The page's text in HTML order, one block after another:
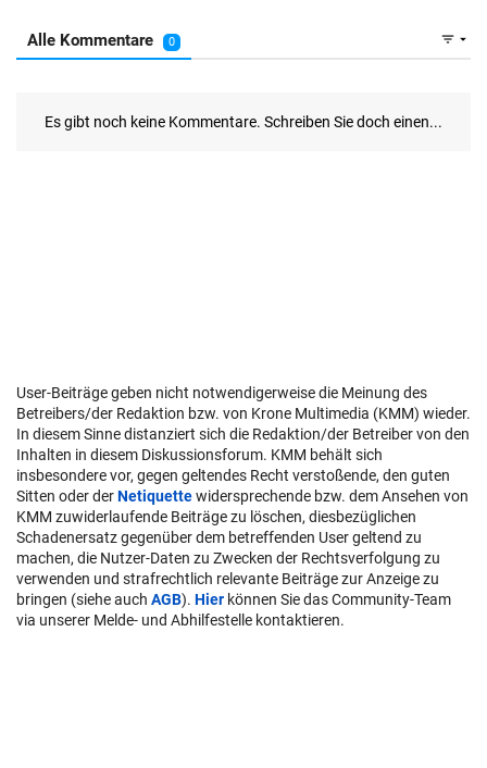
User-Beiträge geben nicht notwendigerweise die Meinung des
Betreibers/der Redaktion bzw. von Krone Multimedia (KMM) wieder.
In diesem Sinne distanziert sich die Redaktion/der Betreiber von den
Inhalten in diesem Diskussionsforum. KMM behält sich
insbesondere vor, gegen geltendes Recht verstoßende, den guten
Sitten oder derNetiquettewidersprechende bzw. dem Ansehen von
KMM zuwiderlaufende Beiträge zu löschen, diesbezüglichen
Schadenersatz gegenüber dem betreffenden User geltend zu
machen, die Nutzer-Daten zu Zwecken der Rechtsverfolgung zu
verwenden und strafrechtlich relevante Beiträge zur Anzeige zu
bringen (siehe auch AGB). Hier können Sie das Community-Team
via unserer Melde- und Abhilfestelle kontaktieren.